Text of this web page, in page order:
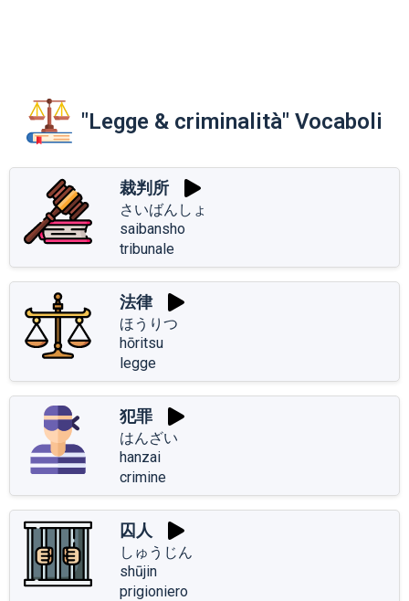
"Legge & criminalità" Vocaboli
裁判所
さいばんしょ
saibansho
tribunale
法律
ほうりつ
hōritsu
legge
犯罪
はんざい
hanzai
crimine
囚人
しゅうじん
shūjin
prigioniero